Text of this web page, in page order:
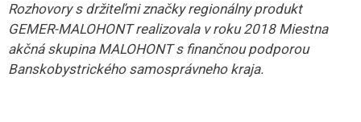
Rozhovory s držiteľmi značky regionálny produkt
GEMER-MALOHONT realizovala v roku 2018 Miestna
akčná skupina MALOHONT s finančnou podporou
Banskobystrického samosprávneho kraja.